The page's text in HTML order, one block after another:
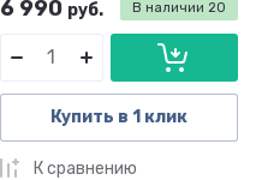
В наличии 20
6 990 руб.
Купить в 1 клик
К сравнению